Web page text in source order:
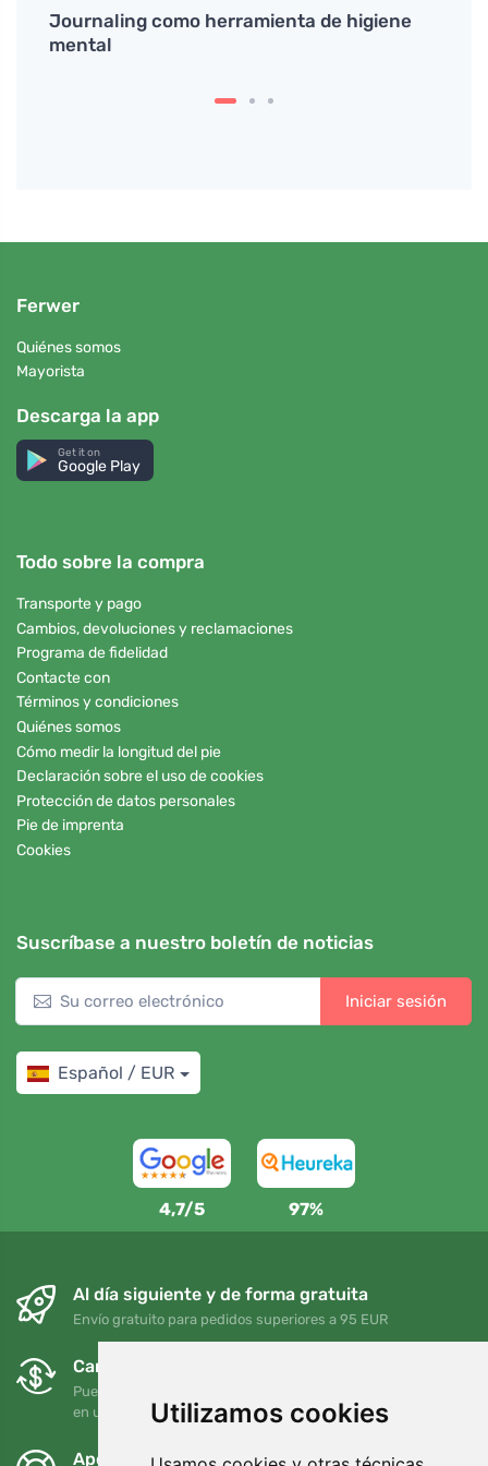
Utilizamos cookies
Journaling como herramienta de higiene
mental
Ferwer
Quiénes somos
Mayorista
Descarga la app
Get it on
Google Play
Todo sobre la compra
Transporte y pago
Cambios, devoluciones y reclamaciones
Programa de fidelidad
Contacte con
Términos y condiciones
Quiénes somos
Cómo medir la longitud del pie
Declaración sobre el uso de cookies
Protección de datos personales
Pie de imprenta
Cookies
Suscríbase a nuestro boletín de noticias
Iniciar sesión
Español / EUR
4,7/5 97%
Al día siguiente y de forma gratuita
Envío gratuito para pedidos superiores a 95 EUR
Cambios y devoluciones gratuitos
Puede devolver o cambiar su pedido en cualquier momento
en un plazo de 90 días
Apoyamos a Trees.org